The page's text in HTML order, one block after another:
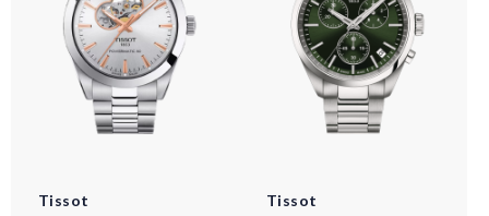
Tissot Tissot